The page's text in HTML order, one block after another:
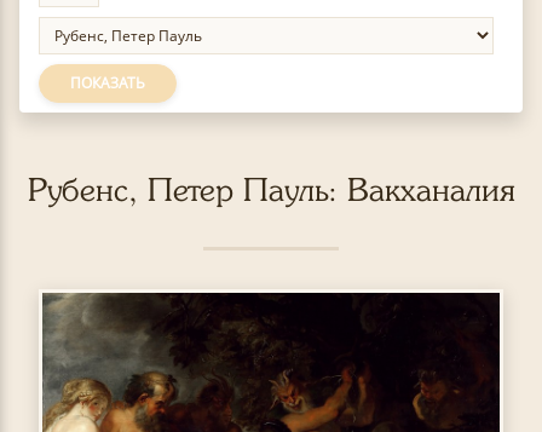
ПОКАЗАТЬ
Рубенс, Петер Пауль: Вакханалия